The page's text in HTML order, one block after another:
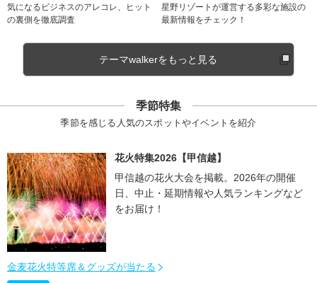
気になるビジネスのアレコレ、ヒット
の裏側を徹底調査
星野リゾートが運営する多彩な施設の
最新情報をチェック！
テーマwalkerをもっと見る
季節特集
季節を感じる人気のスポットやイベントを紹介
花火特集2026【甲信越】
甲信越の花火大会を掲載。2026年の開催
日、中止・延期情報や人気ランキングなど
をお届け！
金麦花火特等席＆グッズが当たる